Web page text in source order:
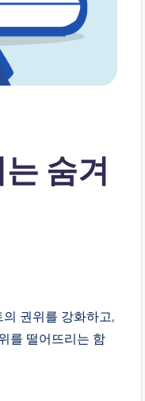
숨겨
권위를 강화하고,
를 떨어뜨리는 함